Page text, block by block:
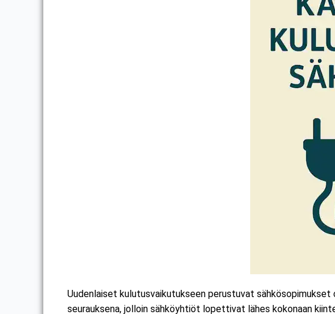
Uudenlaiset kulutusvaikutukseen perustuvat
seurauksena, jolloin sähköyhtiöt lopettivat lähes kokonaan